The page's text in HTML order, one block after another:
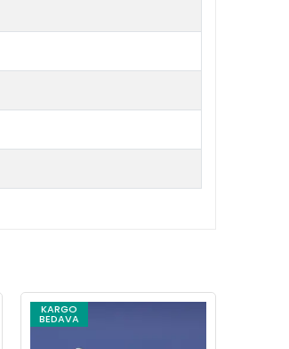
KARGO
BEDAVA